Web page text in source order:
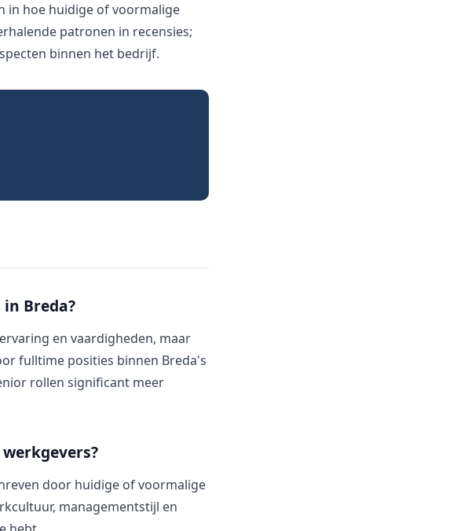
in hoe huidige of voormalige
patronen in recensies;
binnen het bedrijf.
Breda?
en vaardigheden, maar
fulltime posities binnen Breda's
rollen significant meer
door huidige of voormalige
managementstijl en